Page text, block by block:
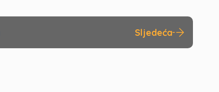
Sljedeća